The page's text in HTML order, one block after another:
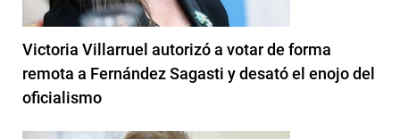
Victoria Villarruel autorizó a votar de forma
remota a Fernández Sagasti y desató el enojo del
oficialismo